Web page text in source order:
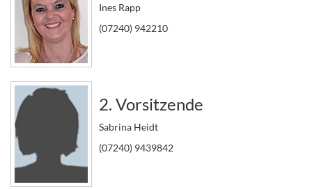
Ines Rapp
(07240) 942210
2. Vorsitzende
Sabrina Heidt
(07240) 9439842